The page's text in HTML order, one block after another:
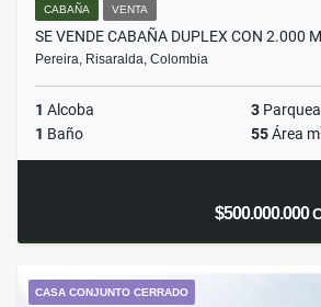
CABAÑA VENTA
SE VENDE CABAÑA DUPLEX CON 2.000
Pereira, Risaralda, Colombia
1 Alcoba 3
1 Baño 55Área m
$500.000.000
CASA CONJUNTO CERRADO